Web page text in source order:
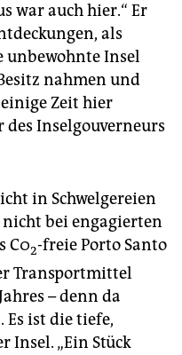
war auch hier.“ Er
als
unbewohnte Insel
nahmen und
Zeit hier
des Inselgouverneurs
in Schwelgereien
bei engagierten
C02-freie Porto Santo
Transportmittel
– denn da
Es ist die tiefe,
Insel. „Ein Stück